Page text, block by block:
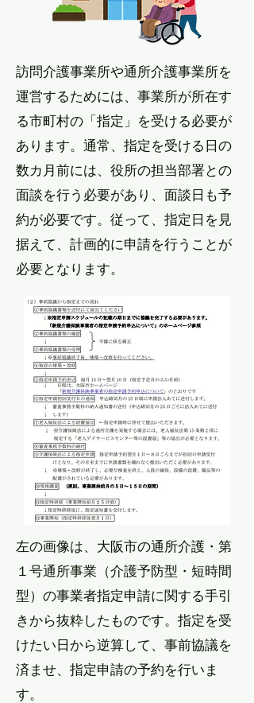
訪問介護事業所や通所介護事業所を
運営するためには、事業所が所在す
る市町村の「指定」を受ける必要が
あります。通常、指定を受ける日の
数カ月前には、役所の担当部署との
面談を行う必要があり、面談日も予
約が必要です。従って、指定日を見
据えて、計画的に申請を行うことが
必要となります。
左の画像は、大阪市の通所介護・第
１号通所事業（介護予防型・短時間
型）の事業者指定申請に関する手引
きから抜粋したものです。指定を受
けたい日から逆算して、事前協議を
済ませ、指定申請の予約を行いま
す。